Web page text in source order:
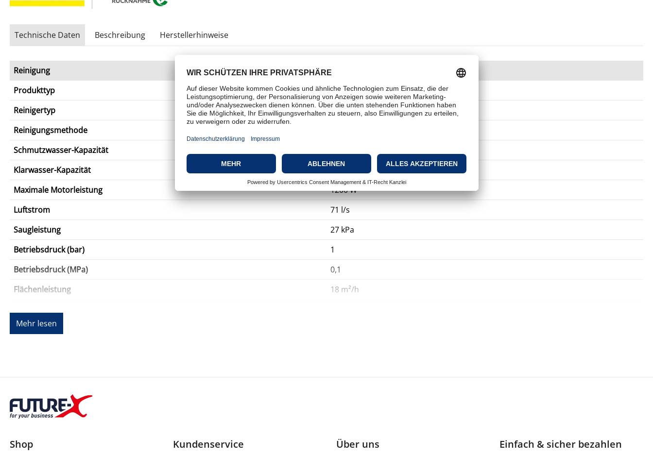
Technische Daten Beschreibung Herstellerhinweise
Reinigung
Produkttyp
Teppichreiniger
Reinigertyp
Kanister
Reinigungsmethode
Schmutzwasser-Kapazität
Klarwasser-Kapazität
Maximale Motorleistung
1200 W
Luftstrom
71 l/s
Saugleistung
27 kPa
Betriebsdruck (bar)
1
Betriebsdruck (MPa)
0,1
Flächenleistung
18 m²/h
Schlauchlänge
Spannung
Kabellänge
7,5 m
Mehr lesen
Shop Kundenservice Über uns Einfach & sicher bezahlen